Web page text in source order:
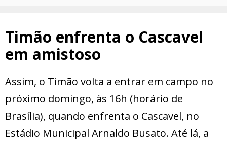
Timão enfrenta o Cascavel
em amistoso
Assim, o Timão volta a entrar em campo no
próximo domingo, às 16h (horário de
Brasília), quando enfrenta o Cascavel, no
Estádio Municipal Arnaldo Busato. Até lá, a